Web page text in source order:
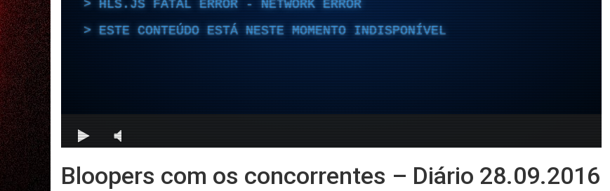
Bloopers com os concorrentes – Diário 28.09.2016